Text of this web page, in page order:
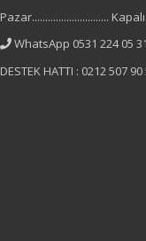
Pazar............................. Kapalı
WhatsApp 0531 224 05 31
DESTEK HATTI : 0212 507 90